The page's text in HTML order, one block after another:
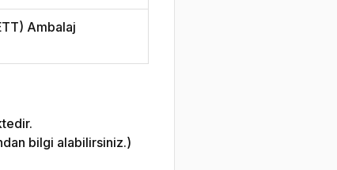
Ambalaj
bilgi alabilirsiniz.)